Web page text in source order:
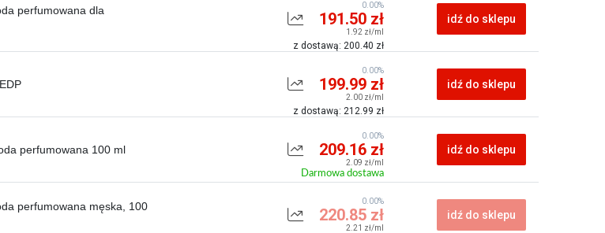
perfumowana dla
191.50 zł
1.92 zł/ml
z dostawą: 200.40 zł
0.00%
idź do sklepu
199.99 zł
2.00 zł/ml
z dostawą: 212.99 zł
0.00%
idź do sklepu
perfumowana 100 ml 209.16 zł
2.09 zł/ml
Darmowa dostawa
0.00%
idź do sklepu
perfumowana męska, 100
220.85 zł
2.21 zł/ml
0.00%
idź do sklepu